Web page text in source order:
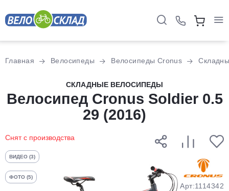
Главная Велосипеды Велосипеды Cronus
СКЛАДНЫЕ ВЕЛОСИПЕДЫ
Велосипед Cronus Soldier 0.5
29 (2016)
Снят с производства
ВИДЕО (3)
ФОТО (5)
Арт:1114342
Разбейте
оплатуна части
без переплат
График платежей